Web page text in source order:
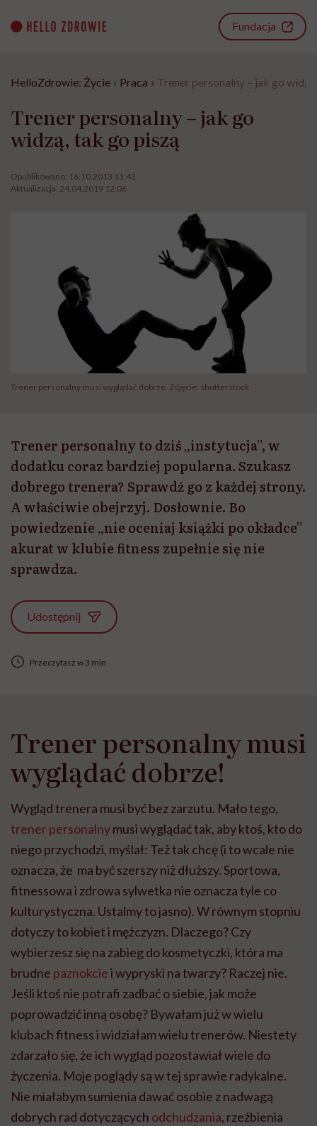
content
Fundacja
HelloZdrowie: Życie › Praca › Trener personalny – jak go
Trener personalny – jak go
widzą, tak go piszą
Opublikowano: 16.10.2013 11:43
Aktualizacja: 24.04.2019 12:06
Trener personalny musi wyglądać dobrze. Zdjęcie: shutterstock
Trener personalny to dziś „instytucja”, w
dodatku coraz bardziej popularna. Szukasz
dobrego trenera? Sprawdź go z każdej strony.
A właściwie obejrzyj. Dosłownie. Bo
powiedzenie „nie oceniaj książki po okładce”
akurat w klubie fitness zupełnie się nie
sprawdza.
Udostępnij
Przeczytasz w 3 min
Trener personalny musi
wyglądać dobrze!
Wygląd trenera musi być bez zarzutu. Mało tego,
trener personalnymusi wyglądać tak, aby ktoś, kto do
niego przychodzi, myślał: Też tak chcę (i to wcale nie
oznacza, że ma być szerszy niż dłuższy. Sportowa,
fitnessowa i zdrowa sylwetka nie oznacza tyle co
kulturystyczna. Ustalmy to jasno). W równym stopniu
dotyczy to kobiet i mężczyzn. Dlaczego? Czy
wybierzesz się na zabieg do kosmetyczki, która ma
brudne paznokciei wypryski na twarzy? Raczej nie.
Jeśli ktoś nie potrafi zadbać o siebie, jak może
poprowadzić inną osobę? Bywałam już w wielu
klubach fitness i widziałam wielu trenerów. Niestety
zdarzało się, że ich wygląd pozostawiał wiele do
życzenia. Moje poglądy są w tej sprawie radykalne.
Nie miałabym sumienia dawać osobie z nadwagą
dobrych rad dotyczących odchudzania, rzeźbienia